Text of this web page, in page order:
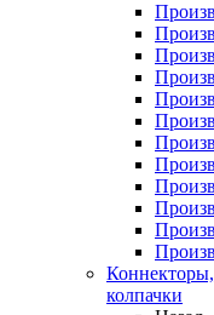
Коннекторы,
колпачки